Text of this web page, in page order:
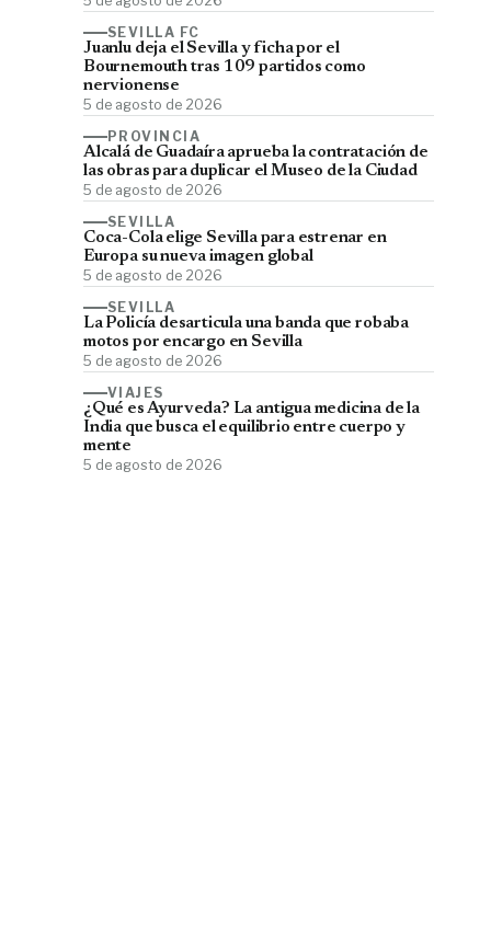
SEVILLA FC
Juanlu deja el Sevilla y ficha por el
Bournemouth tras 109 partidos como
nervionense
5 de agosto de 2026
PROVINCIA
Alcalá de Guadaíra aprueba la contratación de
las obras para duplicar el Museo de la Ciudad
5 de agosto de 2026
SEVILLA
Coca-Cola elige Sevilla para estrenar en
Europa su nueva imagen global
5 de agosto de 2026
SEVILLA
La Policía desarticula una banda que robaba
motos por encargo en Sevilla
5 de agosto de 2026
VIAJES
¿Qué es Ayurveda? La antigua medicina de la
India que busca el equilibrio entre cuerpo y
mente
5 de agosto de 2026